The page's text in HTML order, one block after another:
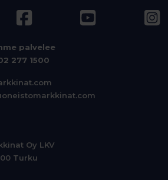
palvelee
277 1500
Oy LKV
Turku